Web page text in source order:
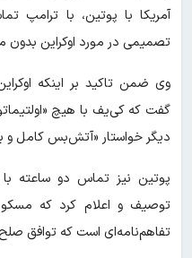
آمریکا با پوتین، با ترامپ
تصمیمی در مورد اوکراین
وی ضمن تاکید بر اینکه
گفت که کی‌یف با هیچ
دیگر خواستار «آتش‌بس کامل و
پوتین نیز تماس دو ساعته
توصیف و اعلام کرد که
تفاهم‌نامه‌ای است که توافق